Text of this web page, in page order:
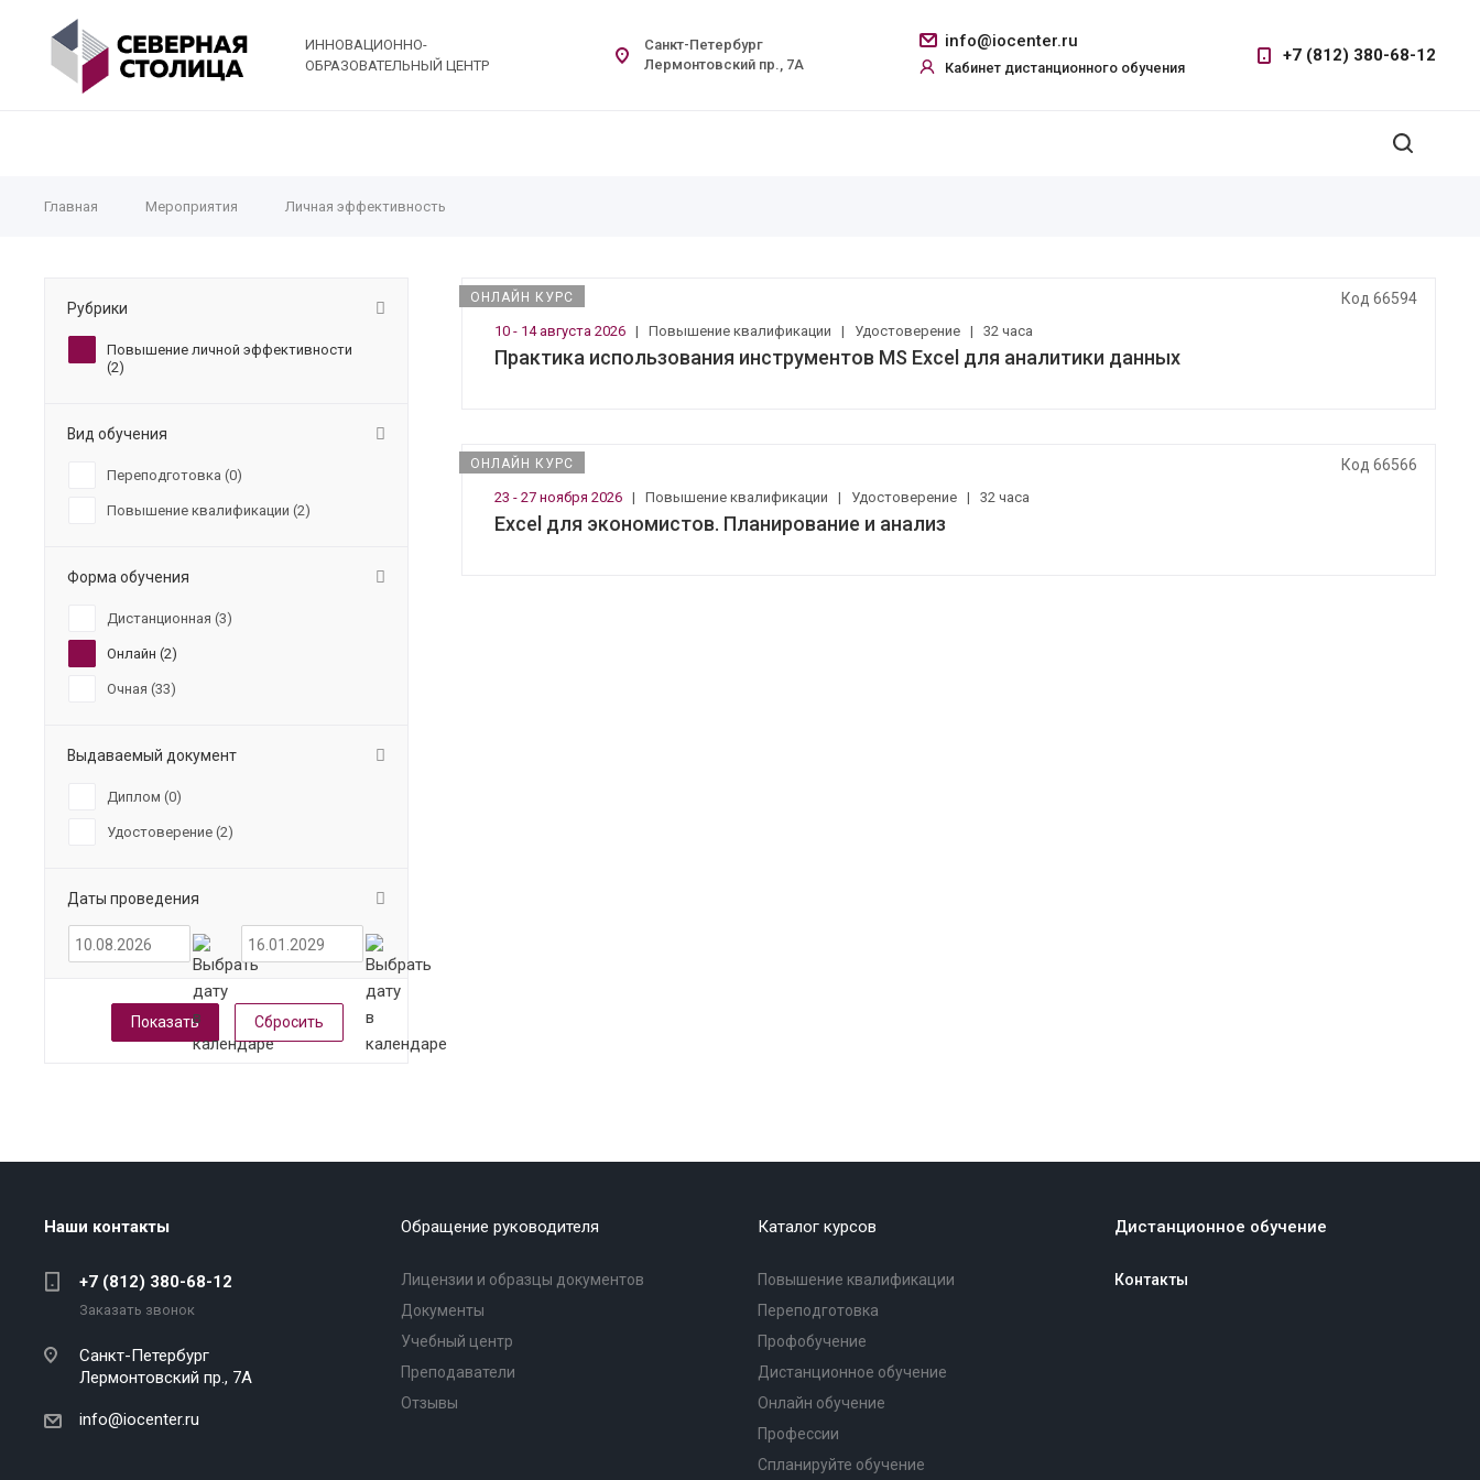
ИННОВАЦИОННО-
ОБРАЗОВАТЕЛЬНЫЙ ЦЕНТР
info@iocenter.ru
Кабинет дистанционного обучения
+7 (812) 380-68-12
Санкт-Петербург
Лермонтовский пр., 7А
Главная Мероприятия Личная эффективность
ОНЛАЙН КУРС Код 66594
10 - 14 августа 2026 |Повышение квалификации | Удостоверение |32 часа
Практика использования инструментов MS Excel для аналитики данных
ОНЛАЙН КУРС Код 66566
23 - 27 ноября 2026 |Повышение квалификации | Удостоверение |32 часа
Excel для экономистов. Планирование и анализ
Рубрики
Повышение личной эффективности
(2)
Вид обучения
Переподготовка (0)
Повышение квалификации (2)
Форма обучения
Дистанционная (3)
Онлайн (2)
Очная (33)
Выдаваемый документ
Диплом (0)
Удостоверение (2)
Даты проведения
Сбросить
Наши контакты
+7 (812) 380-68-12
Заказать звонок
Санкт-Петербург
Лермонтовский пр., 7А
info@iocenter.ru
Обращение руководителя
Лицензии и образцы документов
Документы
Учебный центр
Преподаватели
Отзывы
Каталог курсов
Повышение квалификации
Переподготовка
Профобучение
Дистанционное обучение
Онлайн обучение
Профессии
Спланируйте обучение
Дистанционное обучение
Контакты